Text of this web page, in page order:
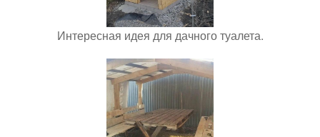
Интересная идея для дачного туалета.